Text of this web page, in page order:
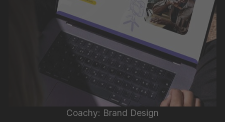
Coachy: Brand Design